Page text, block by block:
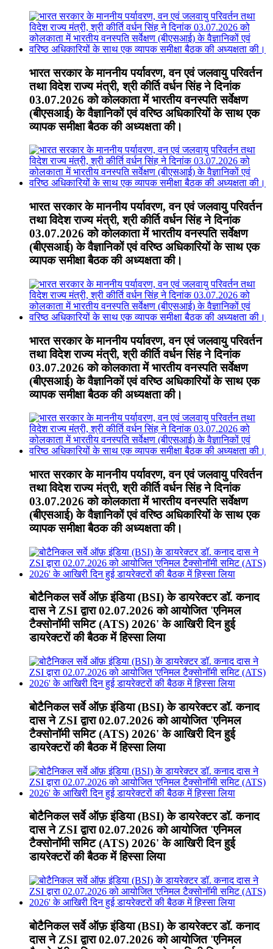
भारत सरकार के माननीय पर्यावरण, वन एवं जलवायु परिवर्तन
तथा विदेश राज्य मंत्री, श्री कीर्ति वर्धन सिंह ने दिनांक
03.07.2026 को कोलकाता में भारतीय वनस्पति सर्वेक्षण
(बीएसआई) के वैज्ञानिकों एवं वरिष्ठ अधिकारियों के साथ एक
व्यापक समीक्षा बैठक की अध्यक्षता की।
भारत सरकार के माननीय पर्यावरण, वन एवं जलवायु परिवर्तन
तथा विदेश राज्य मंत्री, श्री कीर्ति वर्धन सिंह ने दिनांक
03.07.2026 को कोलकाता में भारतीय वनस्पति सर्वेक्षण
(बीएसआई) के वैज्ञानिकों एवं वरिष्ठ अधिकारियों के साथ एक
व्यापक समीक्षा बैठक की अध्यक्षता की।
भारत सरकार के माननीय पर्यावरण, वन एवं जलवायु परिवर्तन
तथा विदेश राज्य मंत्री, श्री कीर्ति वर्धन सिंह ने दिनांक
03.07.2026 को कोलकाता में भारतीय वनस्पति सर्वेक्षण
(बीएसआई) के वैज्ञानिकों एवं वरिष्ठ अधिकारियों के साथ एक
व्यापक समीक्षा बैठक की अध्यक्षता की।
भारत सरकार के माननीय पर्यावरण, वन एवं जलवायु परिवर्तन
तथा विदेश राज्य मंत्री, श्री कीर्ति वर्धन सिंह ने दिनांक
03.07.2026 को कोलकाता में भारतीय वनस्पति सर्वेक्षण
(बीएसआई) के वैज्ञानिकों एवं वरिष्ठ अधिकारियों के साथ एक
व्यापक समीक्षा बैठक की अध्यक्षता की।
बोटैनिकल सर्वे ऑफ़ इंडिया (BSI) के डायरेक्टर डॉ. कनाद
दास ने ZSI द्वारा 02.07.2026 को आयोजित 'एनिमल
टैक्सोनॉमी समिट (ATS) 2026' के आखिरी दिन हुई
डायरेक्टरों की बैठक में हिस्सा लिया
बोटैनिकल सर्वे ऑफ़ इंडिया (BSI) के डायरेक्टर डॉ. कनाद
दास ने ZSI द्वारा 02.07.2026 को आयोजित 'एनिमल
टैक्सोनॉमी समिट (ATS) 2026' के आखिरी दिन हुई
डायरेक्टरों की बैठक में हिस्सा लिया
बोटैनिकल सर्वे ऑफ़ इंडिया (BSI) के डायरेक्टर डॉ. कनाद
दास ने ZSI द्वारा 02.07.2026 को आयोजित 'एनिमल
टैक्सोनॉमी समिट (ATS) 2026' के आखिरी दिन हुई
डायरेक्टरों की बैठक में हिस्सा लिया
बोटैनिकल सर्वे ऑफ़ इंडिया (BSI) के डायरेक्टर डॉ. कनाद
दास ने ZSI द्वारा 02.07.2026 को आयोजित 'एनिमल